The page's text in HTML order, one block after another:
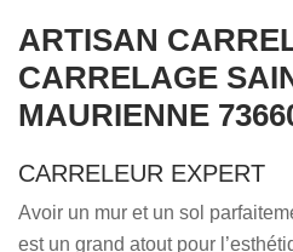
ARTISAN
CARRELAGE
MAURIENNE
CARRELEUR EXPERT
Avoir un mur et un sol
est un grand atout pour